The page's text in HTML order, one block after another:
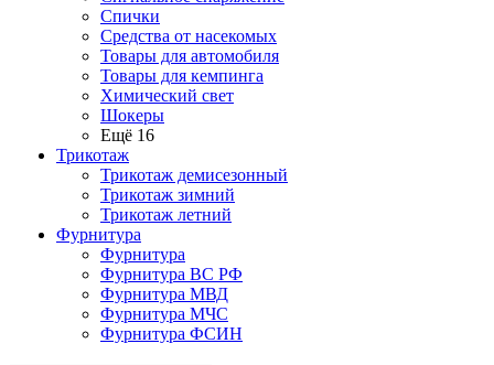
Спички
Средства от насекомых
Товары для автомобиля
Товары для кемпинга
Химический свет
Шокеры
Ещё 16
Трикотаж
Трикотаж демисезонный
Трикотаж зимний
Трикотаж летний
Фурнитура
Фурнитура
Фурнитура ВС РФ
Фурнитура МВД
Фурнитура МЧС
Фурнитура ФСИН